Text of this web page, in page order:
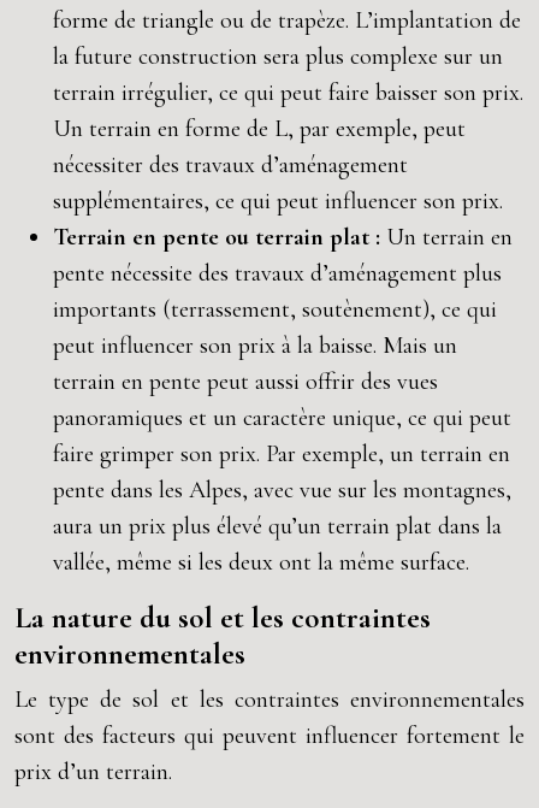
forme de triangle ou de trapèze. L’implantation de
la future construction sera plus complexe sur un
terrain irrégulier, ce qui peut faire baisser son prix.
Un terrain en forme de L, par exemple, peut
nécessiter des travaux d’aménagement
supplémentaires, ce qui peut influencer son prix.
Terrain en pente ou terrain plat : Un terrain en
pente nécessite des travaux d’aménagement plus
importants (terrassement, soutènement), ce qui
peut influencer son prix à la baisse. Mais un
terrain en pente peut aussi offrir des vues
panoramiques et un caractère unique, ce qui peut
faire grimper son prix. Par exemple, un terrain en
pente dans les Alpes, avec vue sur les montagnes,
aura un prix plus élevé qu’un terrain plat dans la
vallée, même si les deux ont la même surface.
La nature du sol et les contraintes
environnementales
Le type de sol et les contraintes environnementales
sont des facteurs qui peuvent influencer fortement le
prix d’un terrain.